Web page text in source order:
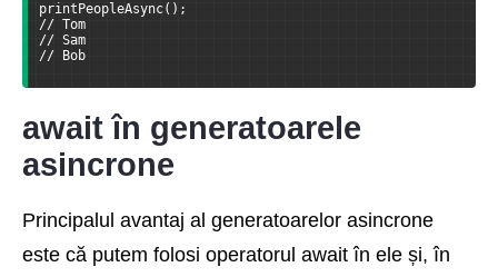
printPeopleAsync();
// Tom
// Sam
// Bob
await în generatoarele
asincrone
Principalul avantaj al generatoarelor asincrone
este că putem folosi operatorul await în ele și, în